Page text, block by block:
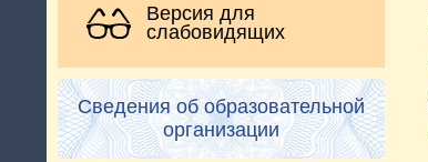
Версия для
слабовидящих
Сведения об образовательной
организации